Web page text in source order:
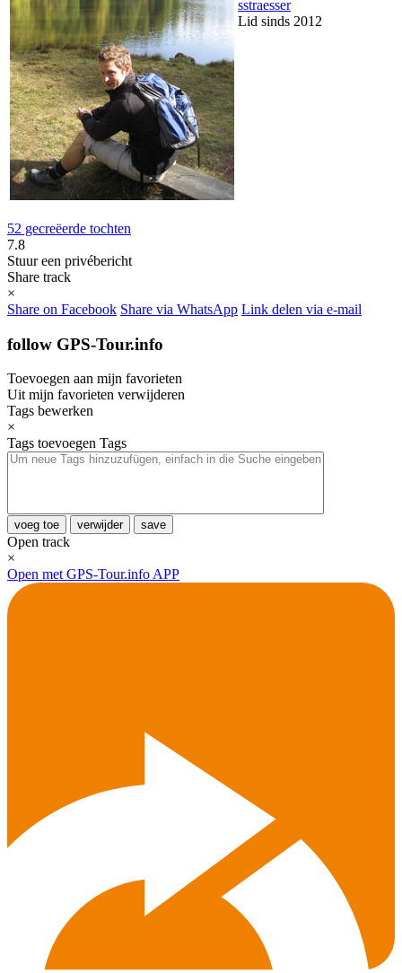
sstraesser
Lid sinds 2012
52 gecreëerde tochten
7.8
Stuur een privébericht
Share track
×
Share on Facebook Share via WhatsApp Link delen via e-mail
follow GPS-Tour.info
Toevoegen aan mijn favorieten
Uit mijn favorieten verwijderen
Tags bewerken
×
Tags toevoegen Tags
voeg toe verwijder save
Open track
×
Open met GPS-Tour.info APP